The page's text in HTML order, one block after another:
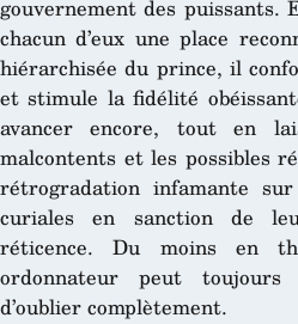
gouvernement des puissants.
chacun d’eux une place
hiérarchisée du prince, il
et stimule la fidélité
avancer encore, tout en
malcontents et les possibles
rétrogradation infamante
curiales en sanction de
réticence. Du moins en
ordonnateur peut
d’oublier complètement.